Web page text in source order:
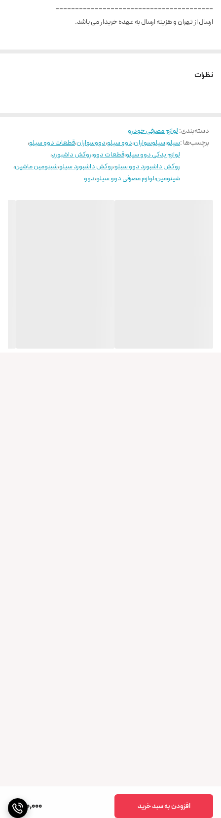
800,000 افزودن به سبد خرید
________________________________________
ارسال از تهران و هزینه ارسال به عهده خریدار می باشد.
نظرات
دسته‌بندی:لوازم مصرفی خودرو
برچسب‌ها :سیلو،سیلوسواران،دوو سیلو،دووسواران،قطعات دوو سیلو،
لوازم یدکی دوو سیلو،قطعات دوو،روکش داشبورد،
روکش داشبورد دوو سیلو،روکش داشبورد سیلو،شینومین ماشین،
شینومین،لوازم مصرفی دوو سیلو،دوو